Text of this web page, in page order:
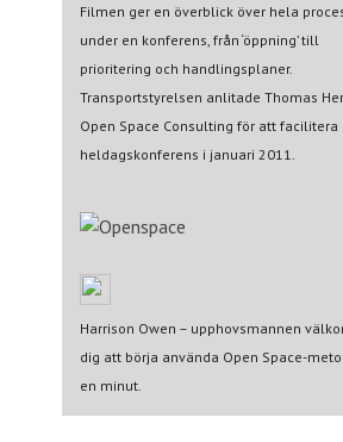
Filmen ger en överblick över hela
under en konferens, från ‘öppning’ till
prioritering och handlingsplaner.
Transportstyrelsen anlitade Thomas
Open Space Consulting för att facilitera
heldagskonferens i januari 2011.
Harrison Owen – upphovsmannen
dig att börja använda Open Space-
en minut.